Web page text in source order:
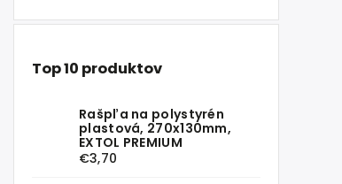
Top 10 produktov
Rašpľa na polystyrén
plastová, 270x130mm,
EXTOL PREMIUM
€3,70